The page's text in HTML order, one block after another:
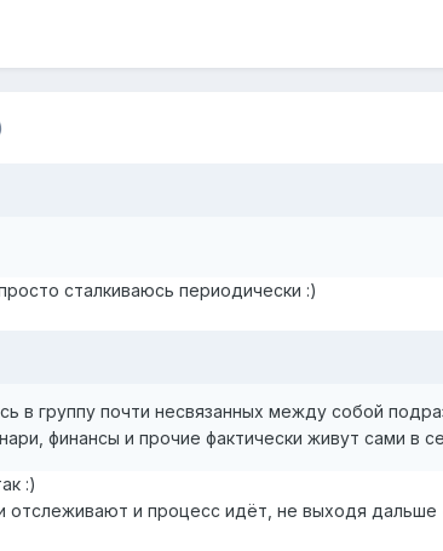
сталкиваюсь периодически :)
в группу почти несвязанных между собой
финансы и прочие фактически живут сами в
:)
и процесс идёт, не выходя дальше